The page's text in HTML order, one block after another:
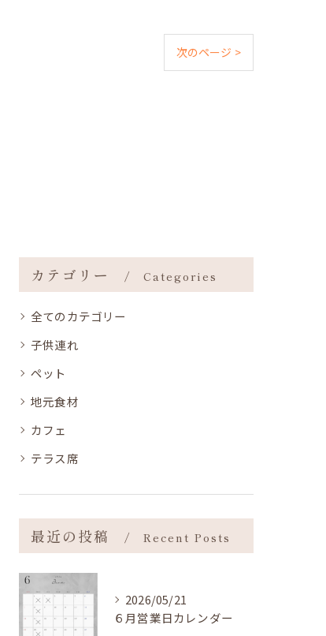
次のページ >
カテゴリー Categories
全てのカテゴリー
子供連れ
ペット
地元食材
カフェ
テラス席
最近の投稿 Recent Posts
2026/05/21
６月営業日カレンダー